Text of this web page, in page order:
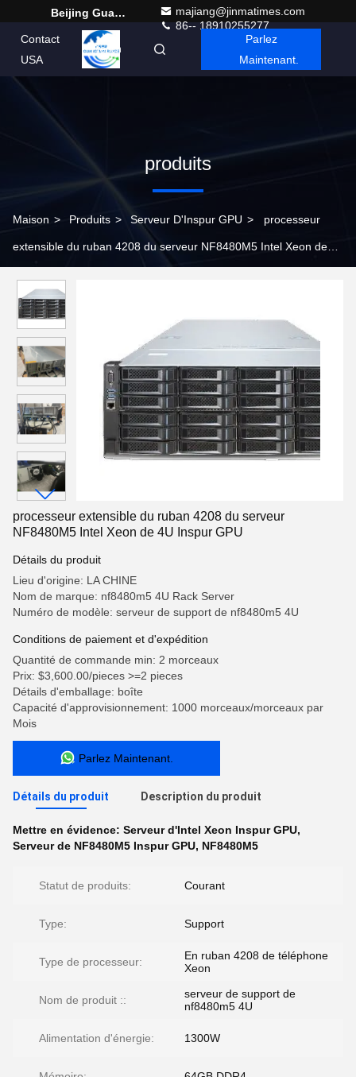
Beijing Guangtian Runze Technology Co., Ltd.
majiang@jinmatimes.com
86-- 18910255277
Contact
USA
French
Parlez
Maintenant.
produits
Maison > Produits > Serveur D'Inspur GPU > processeur
extensible du ruban 4208 du serveur NF8480M5 Intel Xeon de
processeur extensible du ruban 4208 du serveur
NF8480M5 Intel Xeon de 4U Inspur GPU
Détails du produit
Lieu d'origine: LA CHINE
Nom de marque: nf8480m5 4U Rack Server
Numéro de modèle: serveur de support de nf8480m5 4U
Conditions de paiement et d'expédition
Quantité de commande min: 2 morceaux
Prix: $3,600.00/pieces >=2 pieces
Détails d'emballage: boîte
Capacité d'approvisionnement: 1000 morceaux/morceaux par
Mois
Parlez Maintenant.
Détails du produit Description du produit
Mettre en évidence: Serveur d'Intel Xeon Inspur GPU,
Serveur de NF8480M5 Inspur GPU, NF8480M5
Statut de produits: Courant
Type: Support
Type de processeur:
En ruban 4208 de téléphone
Xeon
Nom de produit ::
serveur de support de
nf8480m5 4U
Alimentation d'énergie: 1300W